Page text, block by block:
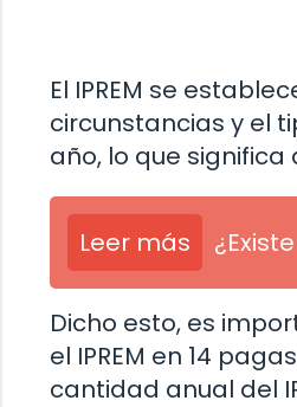
El IPREM se
circunstancias y el
año, lo que
Leer más
Dicho esto, es
el IPREM en 14
cantidad anual del